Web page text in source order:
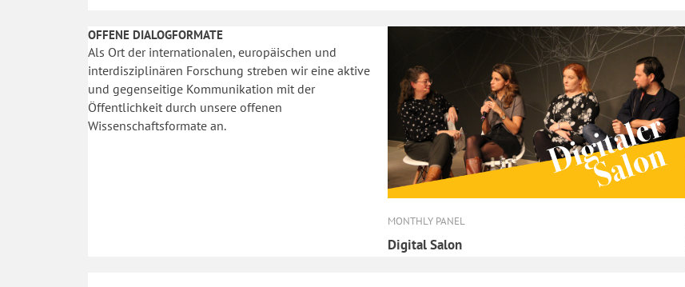
OFFENE DIALOGFORMATE
Als Ort der internationalen, europäischen und
interdisziplinären Forschung streben wir eine aktive
und gegenseitige Kommunikation mit der
Öffentlichkeit durch unsere offenen
Wissenschaftsformate an.
MONTHLY PANEL
Digital Salon